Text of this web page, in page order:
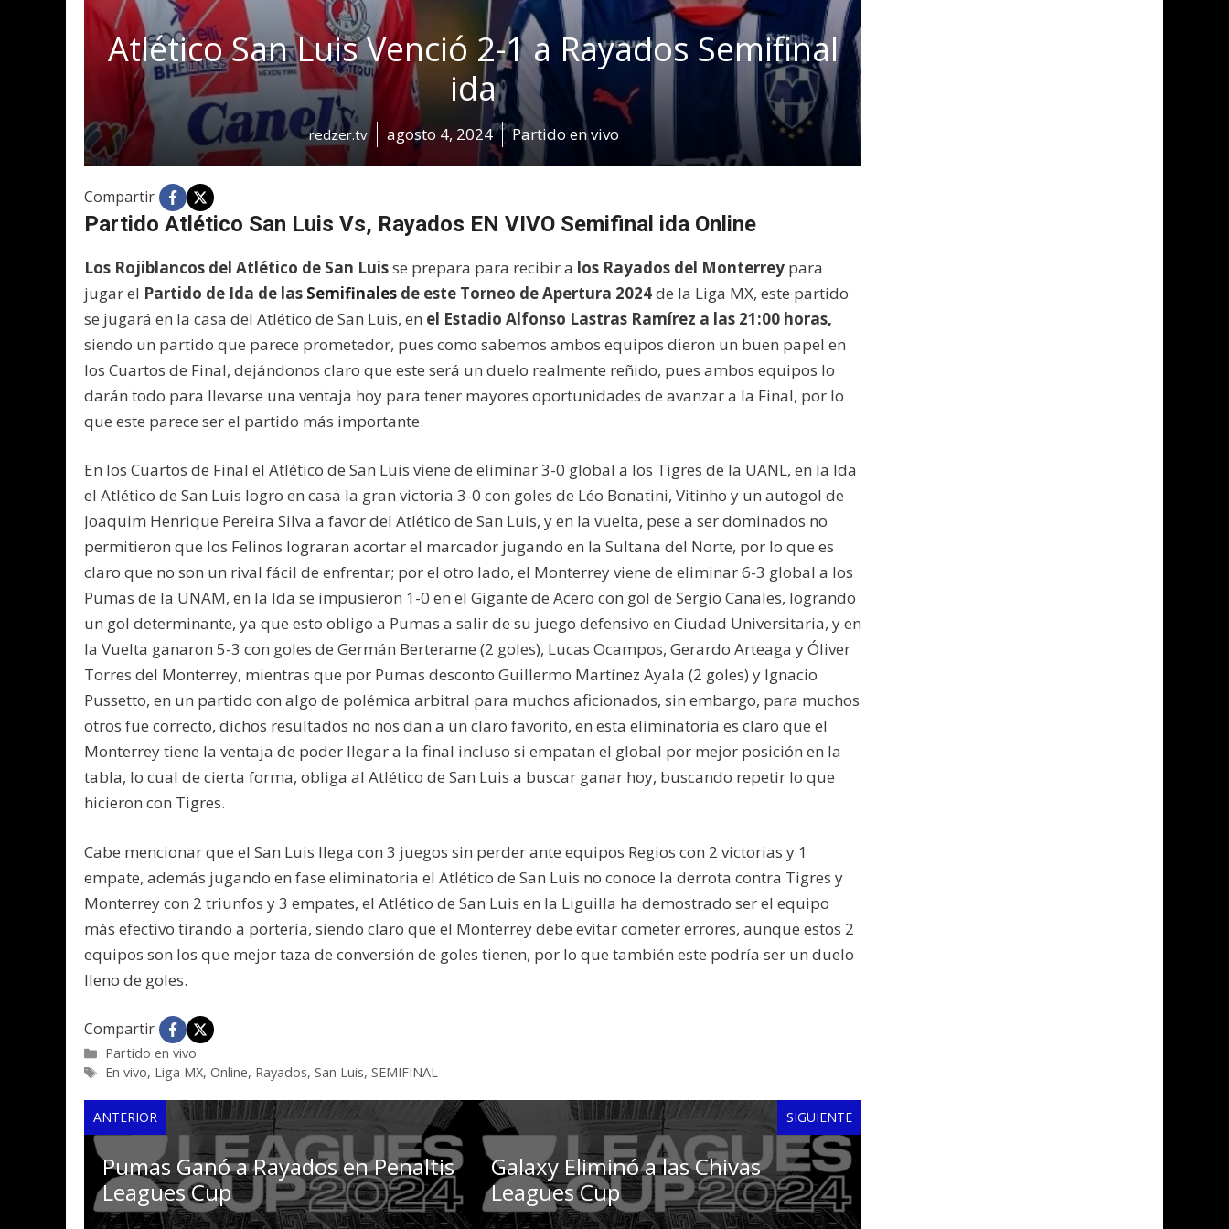
Atlético San Luis Venció 2-1 a Rayados Semifinal
ida
redzer.tv agosto 4, 2024 Partido en vivo
Compartir
Partido Atlético San Luis Vs, Rayados EN VIVO Semifinal ida Online
Los Rojiblancos del Atlético de San Luisse prepara para recibir a los Rayados del Monterrey para
jugar el Partido de Ida de las Semifinales de este Torneo de Apertura 2024de la Liga MX, este partido
se jugará en la casa del Atlético de San Luis, en el Estadio Alfonso Lastras Ramírez a las 21:00 horas,
siendo un partido que parece prometedor, pues como sabemos ambos equipos dieron un buen papel en
los Cuartos de Final, dejándonos claro que este será un duelo realmente reñido, pues ambos equipos lo
darán todo para llevarse una ventaja hoy para tener mayores oportunidades de avanzar a la Final, por lo
que este parece ser el partido más importante.
En los Cuartos de Final el Atlético de San Luis viene de eliminar 3-0 global a los Tigres de la UANL, en la Ida
el Atlético de San Luis logro en casa la gran victoria 3-0 con goles de Léo Bonatini, Vitinho y un autogol de
Joaquim Henrique Pereira Silva a favor del Atlético de San Luis, y en la vuelta, pese a ser dominados no
permitieron que los Felinos lograran acortar el marcador jugando en la Sultana del Norte, por lo que es
claro que no son un rival fácil de enfrentar; por el otro lado, el Monterrey viene de eliminar 6-3 global a los
Pumas de la UNAM, en la Ida se impusieron 1-0 en el Gigante de Acero con gol de Sergio Canales, logrando
un gol determinante, ya que esto obligo a Pumas a salir de su juego defensivo en Ciudad Universitaria, y en
la Vuelta ganaron 5-3 con goles de Germán Berterame (2 goles), Lucas Ocampos, Gerardo Arteaga y Óliver
Torres del Monterrey, mientras que por Pumas desconto Guillermo Martínez Ayala (2 goles) y Ignacio
Pussetto, en un partido con algo de polémica arbitral para muchos aficionados, sin embargo, para muchos
otros fue correcto, dichos resultados no nos dan a un claro favorito, en esta eliminatoria es claro que el
Monterrey tiene la ventaja de poder llegar a la final incluso si empatan el global por mejor posición en la
tabla, lo cual de cierta forma, obliga al Atlético de San Luis a buscar ganar hoy, buscando repetir lo que
hicieron con Tigres.
Cabe mencionar que el San Luis llega con 3 juegos sin perder ante equipos Regios con 2 victorias y 1
empate, además jugando en fase eliminatoria el Atlético de San Luis no conoce la derrota contra Tigres y
Monterrey con 2 triunfos y 3 empates, el Atlético de San Luis en la Liguilla ha demostrado ser el equipo
más efectivo tirando a portería, siendo claro que el Monterrey debe evitar cometer errores, aunque estos 2
equipos son los que mejor taza de conversión de goles tienen, por lo que también este podría ser un duelo
lleno de goles.
Compartir
Categorías
Partido en vivo
Etiquetas
En vivo, Liga MX,Online, Rayados,San Luis,SEMIFINAL
ANTERIOR
Pumas Ganó a Rayados en Penaltis
Leagues Cup
SIGUIENTE
Galaxy Eliminó a las Chivas
Leagues Cup